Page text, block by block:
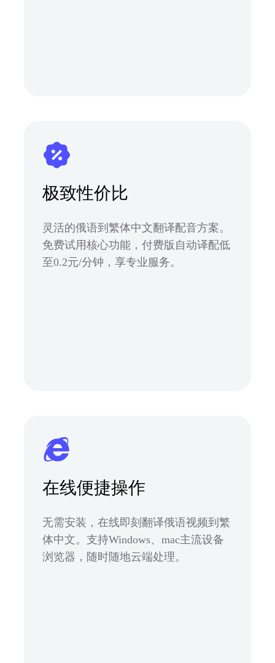
极致性价比
灵活的俄语到繁体中文翻译配音方案。
免费试用核心功能，付费版自动译配低
至0.2元/分钟，享专业服务。
在线便捷操作
无需安装，在线即刻翻译俄语视频到繁
体中文。支持Windows、mac主流设备
浏览器，随时随地云端处理。